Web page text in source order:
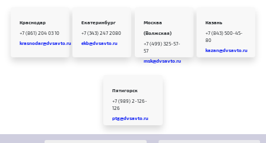
Краснодар
+7 (861) 204 03 10
krasnodar@dvsavto.ru
Екатеринбург
+7 (343) 247 2080
ekb@dvsavto.ru
Москва
(Волжская)
+7 (499) 325-57-
57
msk@dvsavto.ru
Казань
+7 (843) 500-45-
80
kazan@dvsavto.ru
Пятигорск
+7 (989) 2-126-
126
ptg@dvsavto.ru